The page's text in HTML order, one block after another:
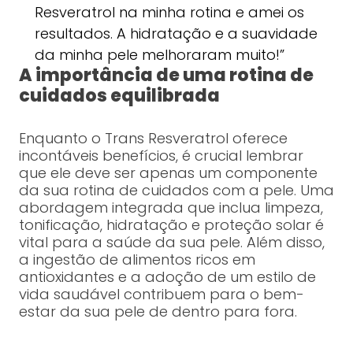
Resveratrol na minha rotina e amei os
resultados. A hidratação e a suavidade
da minha pele melhoraram muito!”
A importância de uma rotina de
cuidados equilibrada
Enquanto o Trans Resveratrol oferece
incontáveis benefícios, é crucial lembrar
que ele deve ser apenas um componente
da sua rotina de cuidados com a pele. Uma
abordagem integrada que inclua limpeza,
tonificação, hidratação e proteção solar é
vital para a saúde da sua pele. Além disso,
a ingestão de alimentos ricos em
antioxidantes e a adoção de um estilo de
vida saudável contribuem para o bem-
estar da sua pele de dentro para fora.